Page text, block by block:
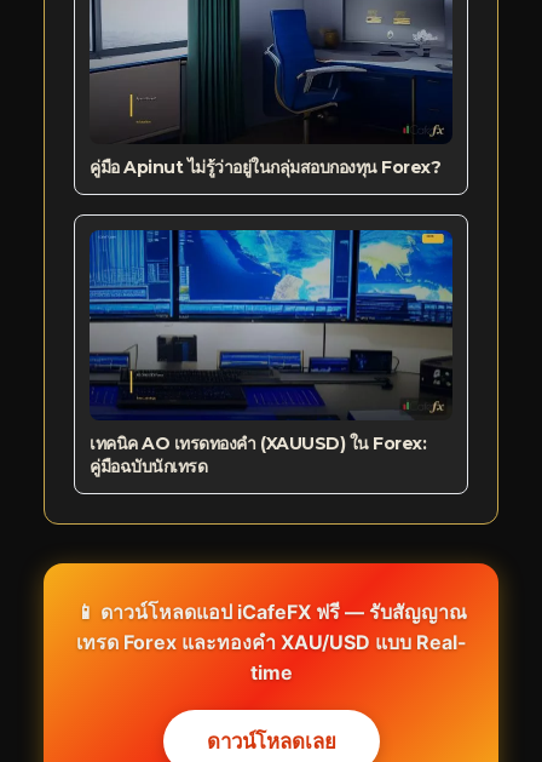
คู่มือ Apinut ไม่รู้ว่าอยู่ในกลุ่มสอบกองทุน Forex?
เทคนิค AO เทรดทองคำ (XAUUSD) ใน Forex:
คู่มือฉบับนักเทรด
📱 ดาวน์โหลดแอป iCafeFX ฟรี — รับสัญญาณ
เทรด Forex และทองคำ XAU/USD แบบ Real-
time
ดาวน์โหลดเลย